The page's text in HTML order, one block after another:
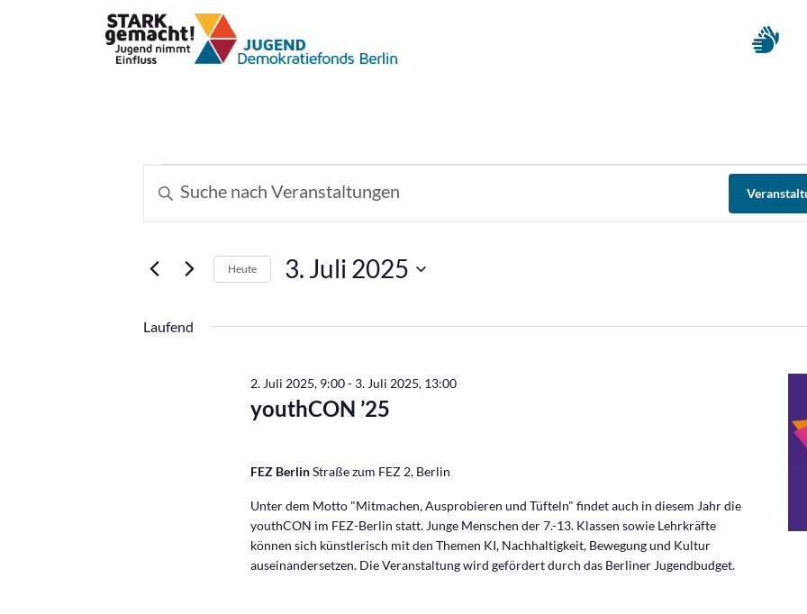
Veranstaltungen
für
3.
Juli
Veranstaltungen
Suche
und
Navigation
Bitte
nach
Schlüsselwort.
Heute 3. Juli 2025
Laufend
youthCON ’25
2. Juli 2025, 9:00- 3. Juli 2025, 13:00
FEZ BerlinStraße zum FEZ 2, Berlin
Unter dem Motto "Mitmachen, Ausprobieren und Tüfteln" findet auch in diesem Jahr die
youthCON im FEZ-Berlin statt. Junge Menschen der 7.-13. Klassen sowie Lehrkräfte
können sich künstlerisch mit den Themen KI, Nachhaltigkeit, Bewegung und Kultur
auseinandersetzen. Die Veranstaltung wird gefördert durch das Berliner Jugendbudget.